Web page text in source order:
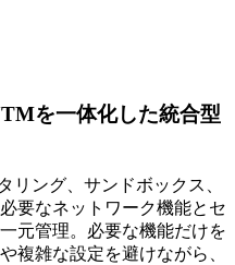
を一体化した統合型
リング、サンドボックス、
要なネットワーク機能とセ
元管理。必要な機能だけを
複雑な設定を避けながら、